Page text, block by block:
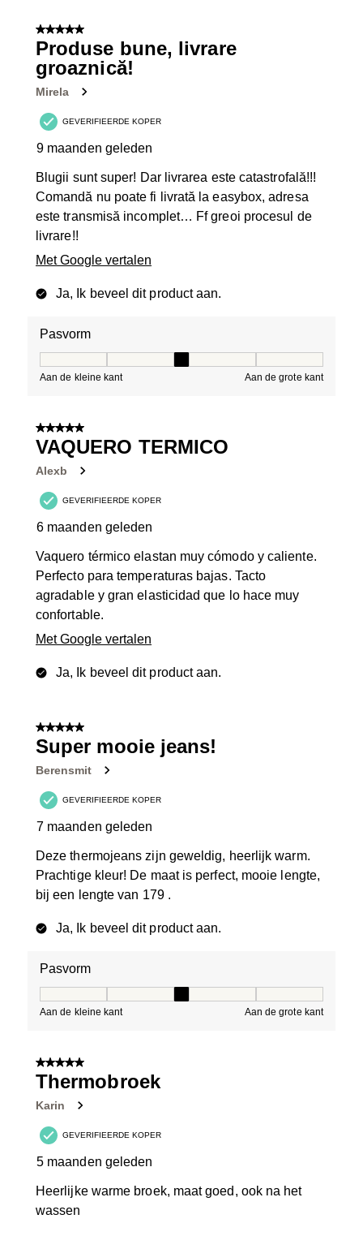
5 van 5 sterren.
Produse bune, livrare
groaznică!
Mirela
GEVERIFIEERDE KOPER
9 maanden geleden
Blugii sunt super! Dar livrarea este catastrofală!!!
Comandă nu poate fi livrată la easybox, adresa
este transmisă incomplet… Ff greoi procesul de
livrare!!
Met Google vertalen
Ja, Ik beveel dit product aan.
Pasvorm
Aan de kleine kant Aan de grote kant
5 van 5 sterren.
VAQUERO TERMICO
Alexb
GEVERIFIEERDE KOPER
6 maanden geleden
Vaquero térmico elastan muy cómodo y caliente.
Perfecto para temperaturas bajas. Tacto
agradable y gran elasticidad que lo hace muy
confortable.
Met Google vertalen
Ja, Ik beveel dit product aan.
5 van 5 sterren.
Super mooie jeans!
Berensmit
GEVERIFIEERDE KOPER
7 maanden geleden
Deze thermojeans zijn geweldig, heerlijk warm.
Prachtige kleur! De maat is perfect, mooie lengte,
bij een lengte van 179 .
Ja, Ik beveel dit product aan.
Pasvorm
Aan de kleine kant Aan de grote kant
5 van 5 sterren.
Thermobroek
Karin
GEVERIFIEERDE KOPER
5 maanden geleden
Heerlijke warme broek, maat goed, ook na het
wassen